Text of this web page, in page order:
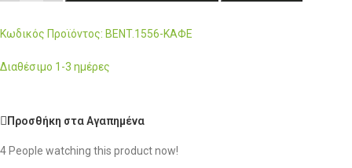
Κωδικός Προϊόντος: BENT.1556-ΚΑΦΕ
Διαθέσιμο 1-3 ημέρες
Προσθήκη στα Αγαπημένα
4 People watching this product now!